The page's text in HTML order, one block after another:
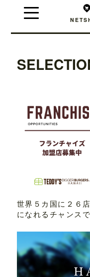
世界５カ国に２６
になれるチャンスで